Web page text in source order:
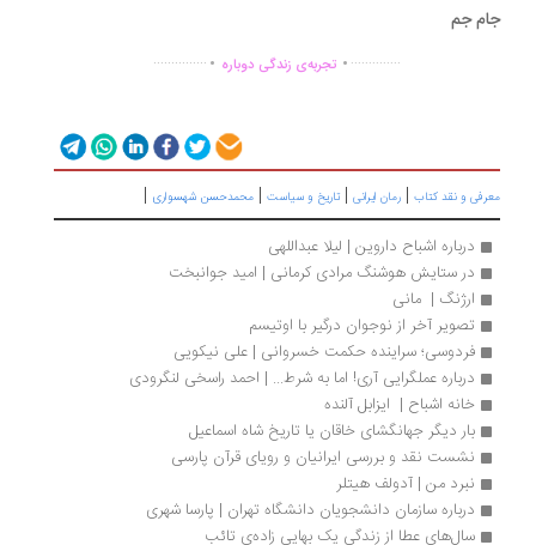
جم
................تجربه‌ی زندگی دوباره ...............
و نقد کتاب|رمان ایرانی|تاریخ و سیاست|محمدحسن شهسواری |
درباره اشباح داروین | لیلا عبداللهی‌
در ستایش هوشنگ مرادی کرمانی | امید جوانبخت
ارژنگ |  مانی
تصویر آخر از نوجوان درگیر با اوتیسم
فردوسی؛ سراینده حکمت خسروانی | علی نیکویی
درباره عملگرایی آری! اما به شرط... | احمد راسخی لنگرودی
خانه اشباح |  ایزابل آلنده
بار دیگر جهانگشای خاقان یا تاریخ شاه‌ اسماعیل
نشست نقد و بررسی ایرانیان و رویای قرآن پارسی
نبرد من | آدولف هیتلر
درباره سازم‍ان‌ دان‍ش‍ج‍وی‍ان‌ دان‍ش‍گ‍اه‌ ت‍ه‍ران‌ | پارسا شهری
سال‌های عطا از زندگی یک بهایی زاده‌ی تائب